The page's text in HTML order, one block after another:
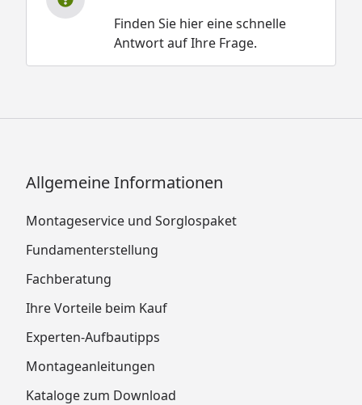
Finden Sie hier eine schnelle
Antwort auf Ihre Frage.
Allgemeine Informationen
Montageservice und Sorglospaket
Fundamenterstellung
Fachberatung
Ihre Vorteile beim Kauf
Experten-Aufbautipps
Montageanleitungen
Kataloge zum Download